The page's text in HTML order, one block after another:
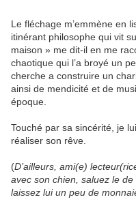
Le fléchage m’emmène en
itinérant philosophe qui vit
maison » me dit-il en me
chaotique qui l’a broyé un
cherche a construire un
ainsi de mendicité et de
époque.
Touché par sa sincérité, je
réaliser son rêve.
(D’ailleurs, ami(e)
avec son chien, saluez le
laissez lui un peu de